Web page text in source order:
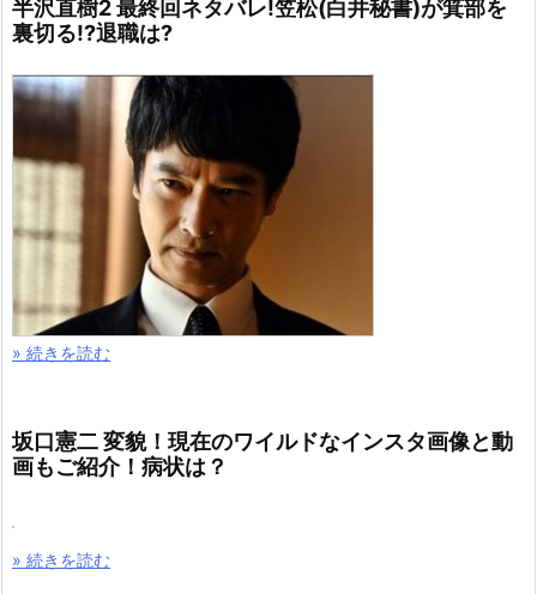
半沢直樹2 最終回ネタバレ!笠松(白井秘書)が箕部を
裏切る!?退職は?
» 続きを読む
坂口憲二 変貌！現在のワイルドなインスタ画像と動
画もご紹介！病状は？
» 続きを読む